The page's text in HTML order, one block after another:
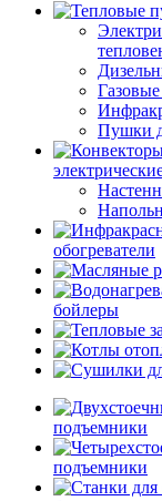
Пушки
обогреватели
бойлеры
подъемники
подъемники